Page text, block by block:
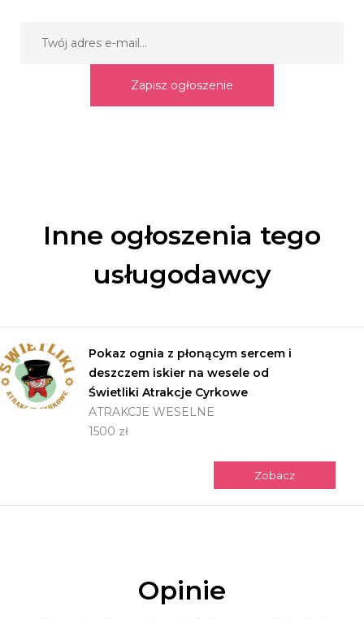
Zapisz ogłoszenie
Inne ogłoszenia tego
usługodawcy
Pokaz ognia z płonącym sercem i
deszczem iskier na wesele od
Świetliki Atrakcje Cyrkowe
ATRAKCJE WESELNE
1500 zł
Zobacz
Opinie